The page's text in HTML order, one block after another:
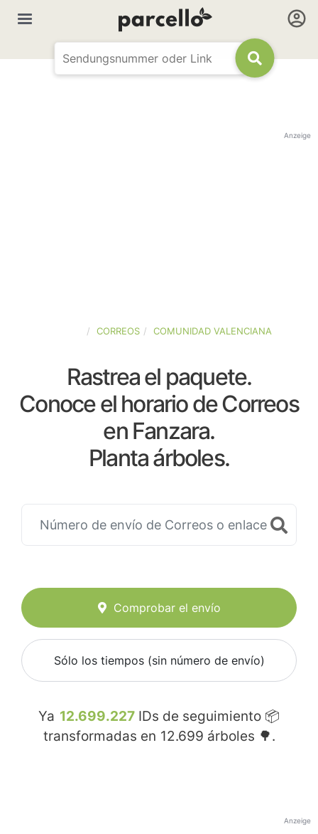
Anzeige
CORREOS COMUNIDAD VALENCIANA
Rastrea el paquete.
Conoce el horario de Correos
en Fanzara.
Planta árboles.
Comprobar el envío
Sólo los tiempos (sin número de envío)
Ya 12.699.227 IDs de seguimiento 📦
transformadas en 12.699 árboles 🌳.
Anzeige